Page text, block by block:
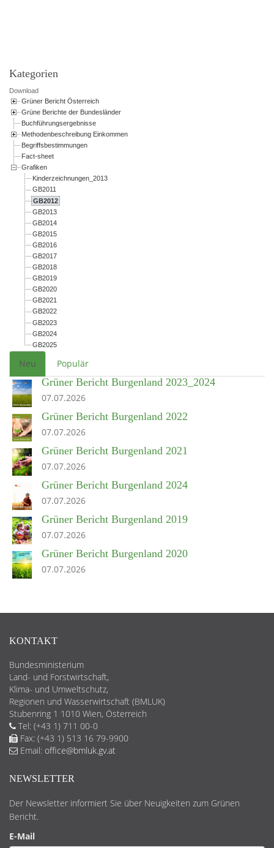
Kategorien
Download
Grüner Bericht Österreich
Grüne Berichte der Bundesländer
Buchführungsergebnisse
Methodenbeschreibung Einkommen
Begriffsbestimmungen
Fact-sheet
Grafiken
Kinderzeichnungen_2013
GB2011
GB2012
GB2013
GB2014
GB2015
GB2016
GB2017
GB2018
GB2019
GB2020
GB2021
GB2022
GB2023
GB2024
GB2025
Neu Populär
Grüner Bericht Burgenland 2023_2024
07.07.2026
Grüner Bericht Burgenland 2022
07.07.2026
Grüner Bericht Burgenland 2021
07.07.2026
Grüner Bericht Burgenland 2024
07.07.2026
Grüner Bericht Burgenland 2019
07.07.2026
Grüner Bericht Burgenland 2020
07.07.2026
KONTAKT
Bundesministerium
Land- und Forstwirtschaft,
Klima- und Umweltschutz,
Regionen und Wasserwirtschaft (BMLUK)
Stubenring 1 1010 Wien, Österreich
Tel: (+43 1) 711 00-0
Fax: (+43 1) 513 16 79-9900
Email: office@bmluk.gv.at
NEWSLETTER
Der Newsletter informiert Sie über Neuigkeiten zum Grünen
Bericht.
E-Mail